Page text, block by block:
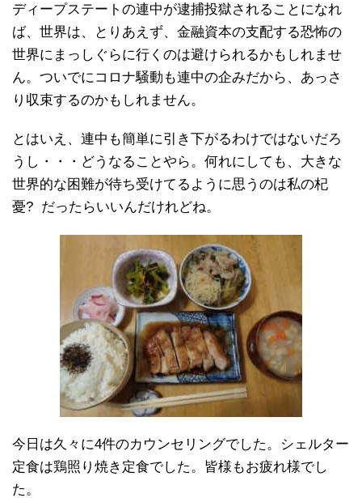
ディープステートの連中が逮捕投獄されることになれ
ば、世界は、とりあえず、金融資本の支配する恐怖の
世界にまっしぐらに行くのは避けられるかもしれませ
ん。ついでにコロナ騒動も連中の企みだから、あっさ
り収束するのかもしれません。
とはいえ、連中も簡単に引き下がるわけではないだろ
うし・・・どうなることやら。何れにしても、大きな
世界的な困難が待ち受けてるように思うのは私の杞
憂? だったらいいんだけれどね。
今日は久々に4件のカウンセリングでした。シェルター
定食は鶏照り焼き定食でした。皆様もお疲れ様でし
た。